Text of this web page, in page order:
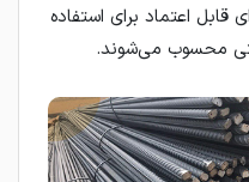
اعتماد برای استفاده
محسوب می‌شوند.